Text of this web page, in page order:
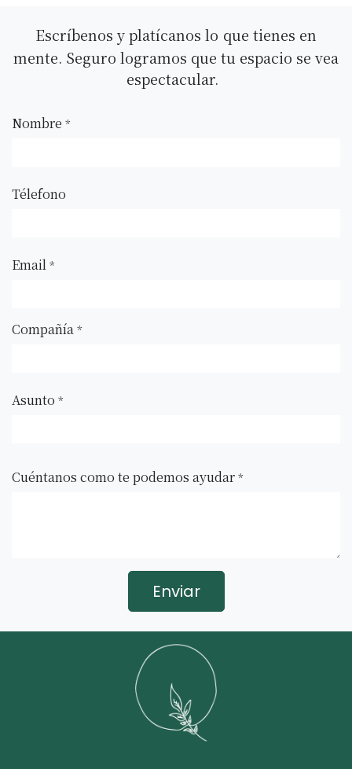
Escríbenos yplatícanos lo que tienes en
mente. Seguro logramos que tu espacio se vea
espectacular.
Nombre *
Télefono
Email *
Compañía *
Asunto *
Cuéntanos como te podemos ayudar *
Enviar